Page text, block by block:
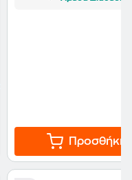
Προσθήκη